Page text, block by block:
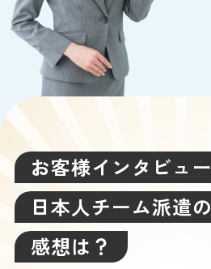
お客様インタビュー
日本人チーム派遣の
感想は？